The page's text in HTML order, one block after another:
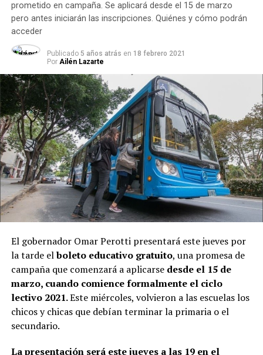
prometido en campaña. Se aplicará desde el 15 de marzo
pero antes iniciarán las inscripciones. Quiénes y cómo podrán
acceder
Publicado 5 años atrás en 18 febrero 2021
Por Ailén Lazarte
El gobernador Omar Perotti presentará este jueves por
la tarde elboleto educativo gratuito, una promesa de
campaña que comenzará a aplicarse desde el 15 de
marzo, cuando comience formalmente el ciclo
lectivo 2021.Este miércoles, volvieron a las escuelas los
chicos y chicas que debían terminar la primaria o el
secundario.
La presentación será este jueves a las 19 en el